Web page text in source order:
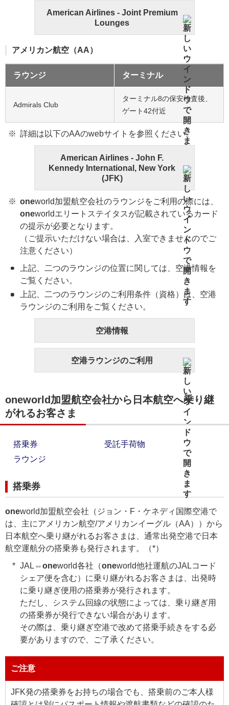
American Airlines - Joint Premium
Lounges
アメリカン航空（AA）
ラウンジ ターミナル
Admirals Club
ターミナル8の保安検査後、
ゲート42付近
詳細は以下のAAのwebサイトを参照ください。
American Airlines - John F.
Kennedy International, New York
(JFK)
oneworld加盟航空会社のラウンジをご利用の際には、
oneworldエリートステイタスが記載されているカード
の提示が必要となります。
（ご提示いただけない場合は、入室できませんのでご
注意ください）
上記、二つのラウンジの位置に関しては、空港情報を
ご覧ください。
上記、二つのラウンジのご利用条件（資格）は、空港
ラウンジのご利用をご覧ください。
空港情報
空港ラウンジのご利用
oneworld加盟航空会社から日本航空へ乗り継
がれるお客さま
搭乗券
受託手荷物
ラウンジ
搭乗券
oneworld加盟航空会社（ジョン・F・ケネディ国際空港で
は、主にアメリカン航空/アメリカンイーグル（AA））から
日本航空へ乗り継がれるお客さまは、通常出発空港で日本
航空運航分の搭乗券も発行されます。（*）
JAL⇔oneworld各社（oneworld他社運航のJALコード
シェア便を含む）に乗り継がれるお客さまは、出発時
に乗り継ぎ便用の搭乗券が発行されます。
ただし、システム回線の状態によっては、乗り継ぎ用
の搭乗券が発行できない場合があります。
その際は、乗り継ぎ空港で改めて搭乗手続きをする必
要がありますので、ご了承ください。
ご注意
JFK発の搭乗券をお持ちの場合でも、搭乗前のご本人様